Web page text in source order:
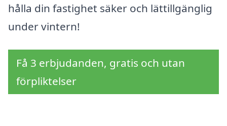
hålla din fastighet säker och lättillgänglig
under vintern!
Få 3 erbjudanden, gratis och utan
förpliktelser